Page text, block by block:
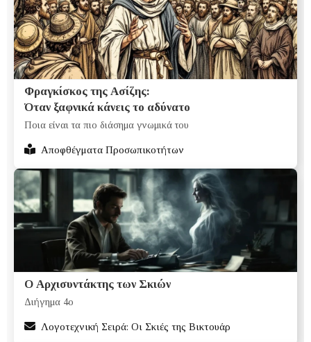
Φραγκίσκος της Ασίζης:
Όταν ξαφνικά κάνεις το αδύνατο
Ποια είναι τα πιο διάσημα γνωμικά του
Αποφθέγματα Προσωπικοτήτων
Ο Αρχισυντάκτης των Σκιών
Διήγημα 4ο
Λογοτεχνική Σειρά: Οι Σκιές της Βικτουάρ